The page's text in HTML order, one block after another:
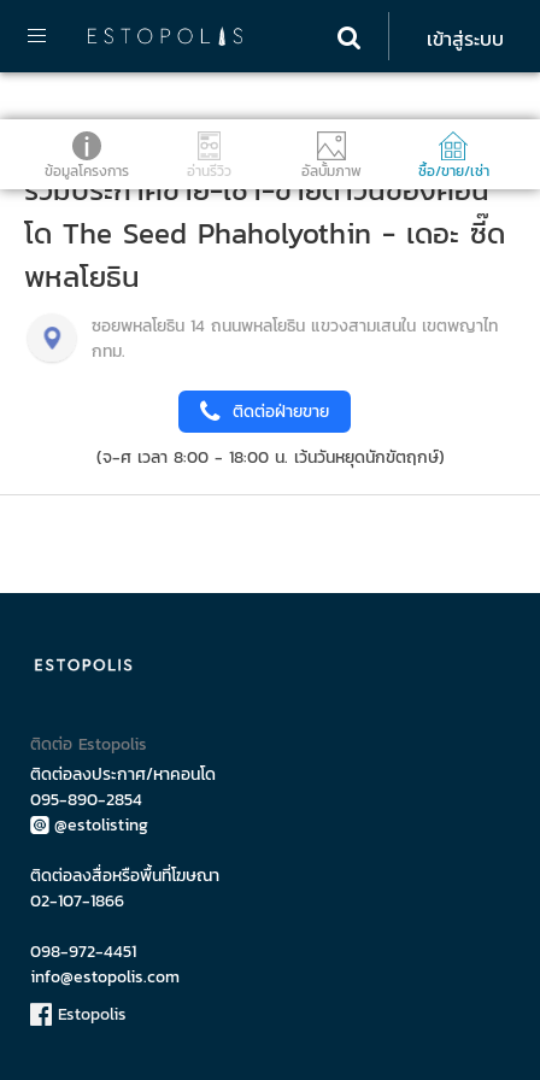
เข้าสู่ระบบ
ข้อมูลโครงการ อ่านรีวิว อัลบั้มภาพ ซื้อ/ขาย/เช่า
รวมประกาศขาย-เช่า-ขายดาวน์ของคอน
โด The Seed Phaholyothin - เดอะ ซี๊ด
พหลโยธิน
ซอยพหลโยธิน 14 ถนนพหลโยธิน แขวงสามเสนใน เขตพญาไท
กทม.
ติดต่อฝ่ายขาย
(จ-ศ เวลา 8:00 - 18:00 น. เว้นวันหยุดนักขัตฤกษ์)
ติดต่อ Estopolis
ติดต่อลงประกาศ/หาคอนโด
095-890-2854
@estolisting
ติดต่อลงสื่อหรือพื้นที่โฆษณา
02-107-1866
098-972-4451
info@estopolis.com
Estopolis